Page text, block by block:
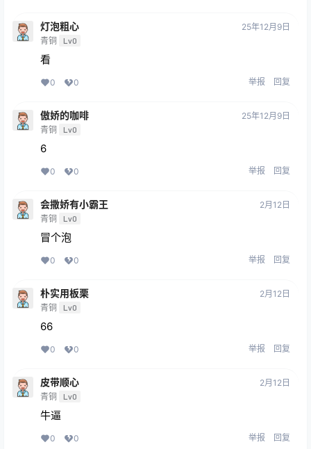
灯泡粗心
青铜 Lv0
25年12月9日
看
0 0 举报 回复
傲娇的咖啡
青铜 Lv0
25年12月9日
6
0 0 举报 回复
会撒娇有小霸王
青铜 Lv0
2月12日
冒个泡
0 0 举报 回复
朴实用板栗
青铜 Lv0
2月12日
66
0 0 举报 回复
皮带顺心
青铜 Lv0
2月12日
牛逼
0 0 举报 回复